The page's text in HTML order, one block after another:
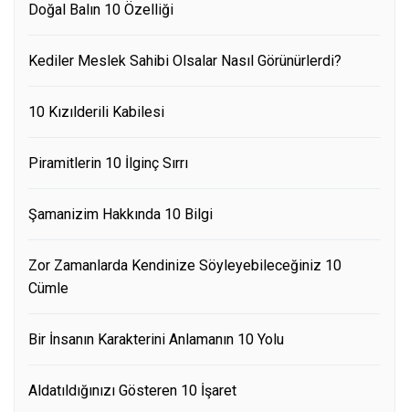
Doğal Balın 10 Özelliği
Kediler Meslek Sahibi Olsalar Nasıl Görünürlerdi?
10 Kızılderili Kabilesi
Piramitlerin 10 İlginç Sırrı
Şamanizim Hakkında 10 Bilgi
Zor Zamanlarda Kendinize Söyleyebileceğiniz 10
Cümle
Bir İnsanın Karakterini Anlamanın 10 Yolu
Aldatıldığınızı Gösteren 10 İşaret